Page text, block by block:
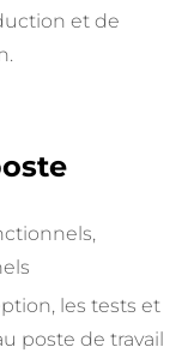
et de
les tests et
poste de travail